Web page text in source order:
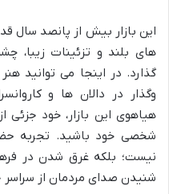
این بازار بیش از پانصد سال
های بلند و تزئینات زیبا،
گذارد. در اینجا می توانید
وگذار در دالان ها و
هیاهوی این بازار، خود جزئی
شخصی خود باشید. تجربه
نیست؛ بلکه غرق شدن در
شنیدن صدای مردمان از